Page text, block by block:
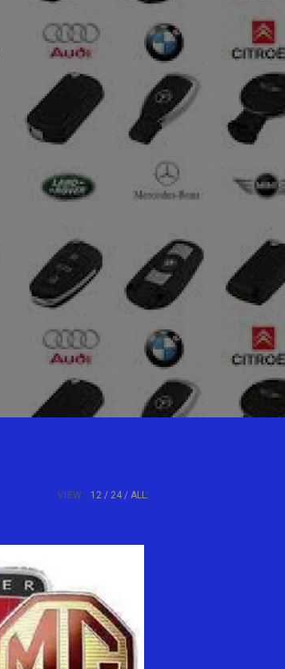
VIEW: 12 24 ALL: